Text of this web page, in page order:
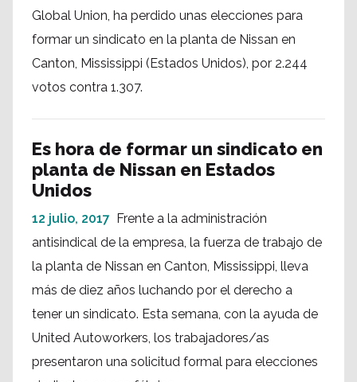
Global Union, ha perdido unas elecciones para
formar un sindicato en la planta de Nissan en
Canton, Mississippi (Estados Unidos), por 2.244
votos contra 1.307.
Es hora de formar un sindicato en
planta de Nissan en Estados
Unidos
12 julio, 2017 Frente a la administración
antisindical de la empresa, la fuerza de trabajo de
la planta de Nissan en Canton, Mississippi, lleva
más de diez años luchando por el derecho a
tener un sindicato. Esta semana, con la ayuda de
United Autoworkers, los trabajadores/as
presentaron una solicitud formal para elecciones